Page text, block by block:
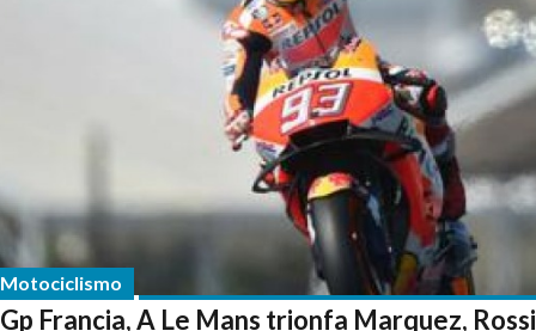
Motociclismo
Gp Francia, A Le Mans trionfa Marquez,